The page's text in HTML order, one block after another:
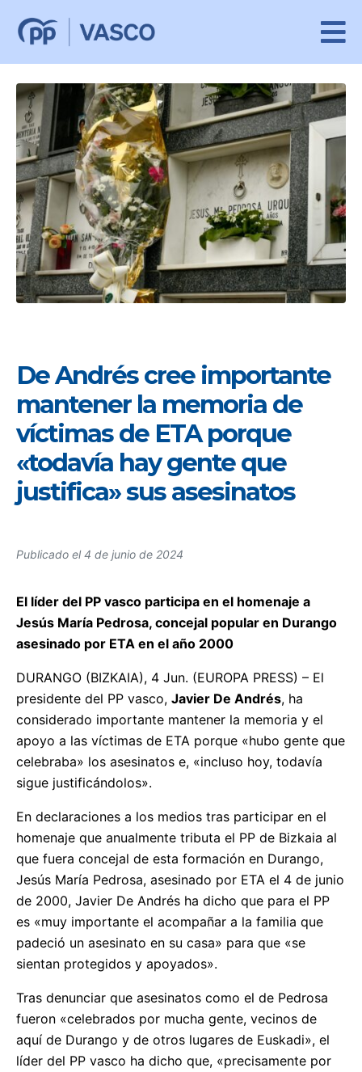
Publicado el4 de junio de 2024
De Andrés cree importante
mantener la memoria de
víctimas de ETA porque
«todavía hay gente que
justifica» sus asesinatos
El líder del PP vasco participa en el homenaje a
Jesús María Pedrosa, concejal popular en Durango
asesinado por ETA en el año 2000
DURANGO (BIZKAIA), 4 Jun. (EUROPA PRESS) – El
presidente del PP vasco, Javier De Andrés, ha
considerado importante mantener la memoria y el
apoyo a las víctimas de ETA porque «hubo gente que
celebraba» los asesinatos e, «incluso hoy, todavía
sigue justificándolos».
En declaraciones a los medios tras participar en el
homenaje que anualmente tributa el PP de Bizkaia al
que fuera concejal de esta formación en Durango,
Jesús María Pedrosa, asesinado por ETA el 4 de junio
de 2000, Javier De Andrés ha dicho que para el PP
es «muy importante el acompañar a la familia que
padeció un asesinato en su casa» para que «se
sientan protegidos y apoyados».
Tras denunciar que asesinatos como el de Pedrosa
fueron «celebrados por mucha gente, vecinos de
aquí de Durango y de otros lugares de Euskadi», el
líder del PP vasco ha dicho que, «precisamente por